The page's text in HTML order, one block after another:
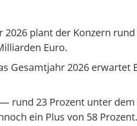
2026 plant der Konzern
Euro.
Gesamtjahr 2026 erwartet
rund 23 Prozent unter
ein Plus von 58 Prozent.